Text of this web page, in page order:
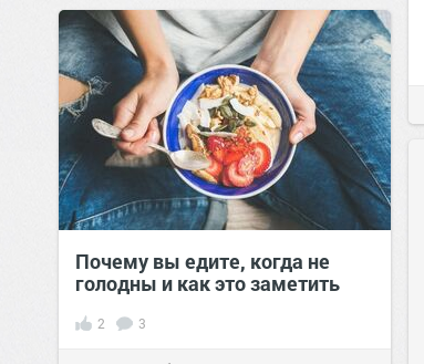
Почему вы едите, когда не
голодны и как это заметить
2 3